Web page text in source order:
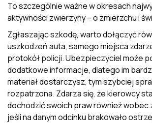
To szczególnie ważne w okresach
aktywności zwierzyny – o zmierzchu i
Zgłaszając szkodę, warto dołączyć
uszkodzeń auta, samego miejsca
protokół policji. Ubezpieczyciel może
dodatkowe informacje, dlatego im
materiał dostarczysz, tym szybciej
rozpatrzona. Zdarza się, że kierowcy
dochodzić swoich praw również wobec
jeśli na danym odcinku brakowało